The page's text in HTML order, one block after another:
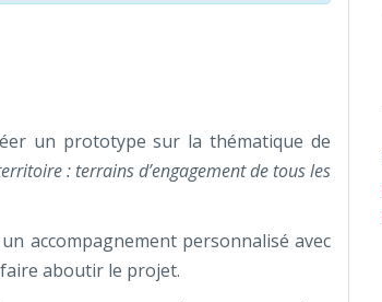
un prototype sur la thématique de
: terrains d’engagement de tous les
accompagnement personnalisé avec
aboutir le projet.